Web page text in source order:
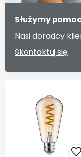
Służymy
Nasi doradcy
Skontaktuj się